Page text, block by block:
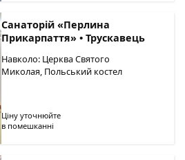
Санаторій «Перлина
Прикарпаття» • Трускавець
Навколо: Церква Святого
Миколая, Польський костел
Ціну уточнюйте
в помешканні